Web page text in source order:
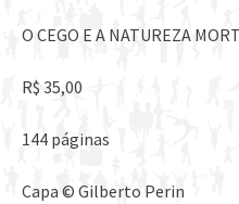
O CEGO E A NATUREZA
R$ 35,00
144 páginas
Capa © Gilberto Perin